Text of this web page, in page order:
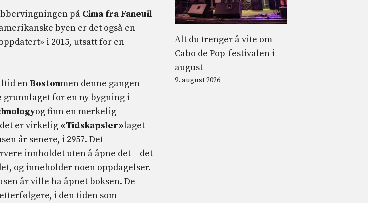
på Cima fra Faneuil
byen er det også en
i 2015, utsatt for en
enBostonmen denne gangen
grunnlaget for en ny bygning i
og finn en merkelig
er virkelig «Tidskapsler»laget
år senere, i 2957. Det
innholdet uten å åpne det – det
og inneholder noen oppdagelser.
år ville ha åpnet boksen. De
i den tiden som
Alt du trenger å vite om
Cabo de Pop-festivalen i
august
9. august 2026